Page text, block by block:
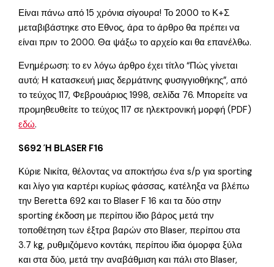
Είναι πάνω από 15 χρόνια σίγουρα! Το 2000 το Κ+Σ
μεταβιβάστηκε στο Εθνος, άρα το άρθρο θα πρέπει να
είναι πριν το 2000. Θα ψάξω το αρχείο και θα επανέλθω.
Ενημέρωση: το εν λόγω άρθρο έχει τίτλο “Πώς γίνεται
αυτό; Η κατασκευή μιας δερμάτινης φυσιγγιοθήκης”, από
το τεύχος 117, Φεβρουάριος 1998, σελίδα 76. Mπορείτε να
προμηθευθείτε το τεύχος 117 σε ηλεκτρονική μορφή (PDF)
εδώ.
S692 Ή BLASER F16
Κύριε Νικίτα, θέλοντας να αποκτήσω ένα s/p για sporting
και λίγο για καρτέρι κυρίως φάσσας, κατέληξα να βλέπω
την Beretta 692 και το Blaser F 16 και τα δύο στην
sporting έκδοση με περίπου ίδιο βάρος μετά την
τοποθέτηση των έξτρα βαρών στο Blaser, περίπου στα
3.7 kg, ρυθμιζόμενο κοντάκι, περίπου ίδια όμορφα ξύλα
και στα δύο, μετά την αναβάθμιση και πάλι στο Blaser,